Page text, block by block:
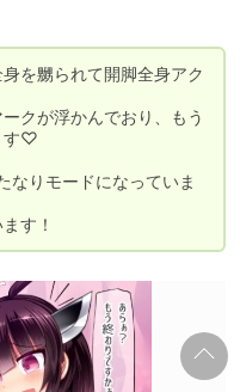
を嬲られて開脚全身アク
クが浮かんでおり、もう
す♡
なりモードになっていま
す！